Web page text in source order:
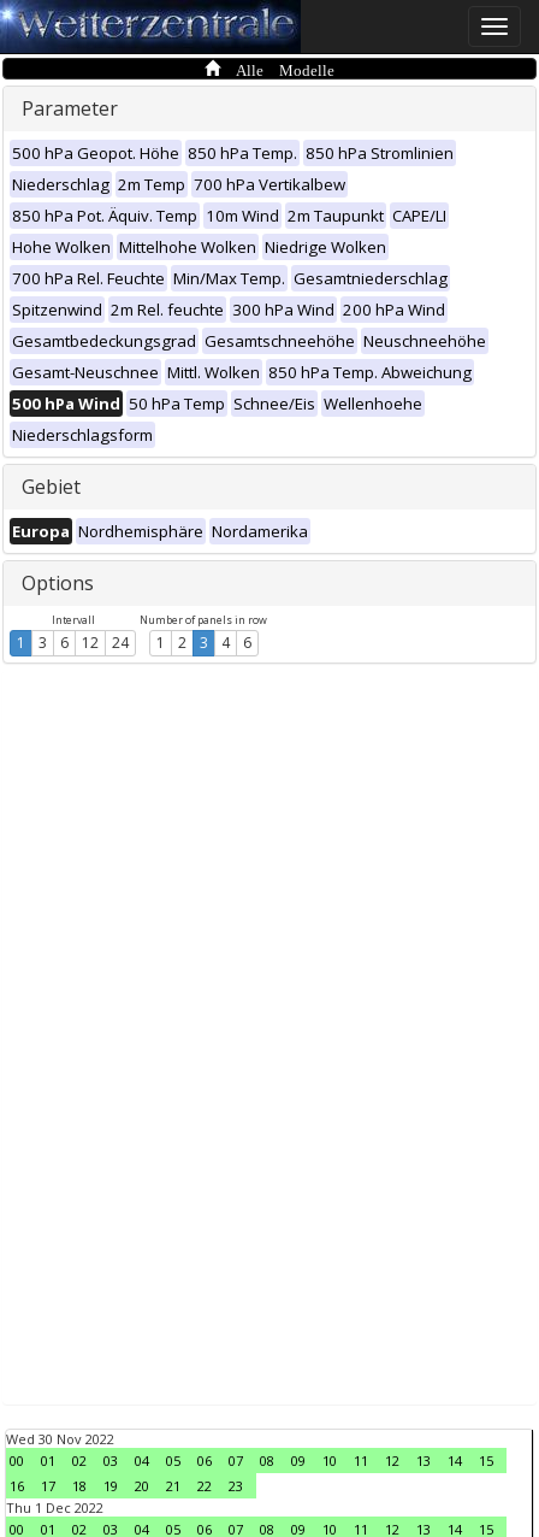
Toggle
Alle Modelle
Parameter
500 hPa Geopot. Höhe 850 hPa Temp. 850 hPa Stromlinien
Niederschlag 2m Temp 700 hPa Vertikalbew
850 hPa Pot. Äquiv. Temp 10m Wind 2m Taupunkt CAPE/LI
Hohe Wolken Mittelhohe Wolken Niedrige Wolken
700 hPa Rel. Feuchte Min/Max Temp. Gesamtniederschlag
Spitzenwind 2m Rel. feuchte 300 hPa Wind 200 hPa Wind
Gesamtbedeckungsgrad Gesamtschneehöhe Neuschneehöhe
Gesamt-Neuschnee Mittl. Wolken 850 hPa Temp. Abweichung
500 hPa Wind 50 hPa Temp Schnee/Eis Wellenhoehe
Niederschlagsform
Gebiet
Europa Nordhemisphäre Nordamerika
Options
Intervall
1 3 6 12 24
Number of panels in row
1 2 3 4 6
Wed 30 Nov 2022
00
01 02 03 04 05 06 07 08 09 10 11 12 13 14
15
16
17 18 19 20 21 22
23
Thu 1 Dec 2022
00
01 02 03 04 05 06 07 08 09 10 11 12 13 14
15